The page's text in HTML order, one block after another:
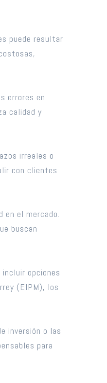
puede resultar
errores en
calidad y
irreales o
con clientes
en el mercado.
buscan
opciones
(EIPM), los
inversión o las
para